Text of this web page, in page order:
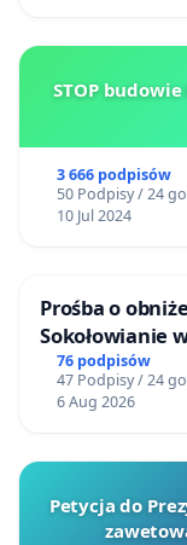
STOP
3 666 podpisów
50 Podpisy / 24
10 Jul 2024
Prośba o
Sokołowianie
76 podpisów
47 Podpisy / 24
6 Aug 2026
Petycja do